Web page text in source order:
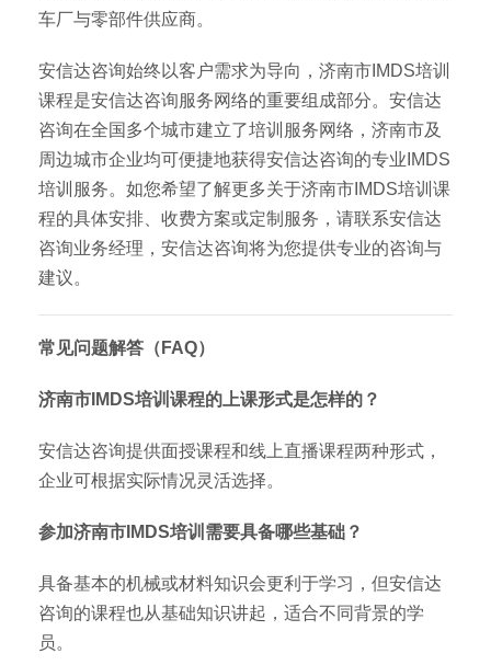
车厂与零部件供应商。
安信达咨询始终以客户需求为导向，济南市IMDS培训
课程是安信达咨询服务网络的重要组成部分。安信达
咨询在全国多个城市建立了培训服务网络，济南市及
周边城市企业均可便捷地获得安信达咨询的专业IMDS
培训服务。如您希望了解更多关于济南市IMDS培训课
程的具体安排、收费方案或定制服务，请联系安信达
咨询业务经理，安信达咨询将为您提供专业的咨询与
建议。
常见问题解答（FAQ）
济南市IMDS培训课程的上课形式是怎样的？
安信达咨询提供面授课程和线上直播课程两种形式，
企业可根据实际情况灵活选择。
参加济南市IMDS培训需要具备哪些基础？
具备基本的机械或材料知识会更利于学习，但安信达
咨询的课程也从基础知识讲起，适合不同背景的学
员。